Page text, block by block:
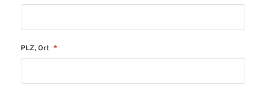
PLZ, Ort *